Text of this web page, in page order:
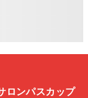
ロンパスカップ